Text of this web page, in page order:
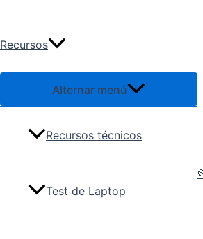
Recursos
Alternar menú
Recursos técnicos
Test de Laptop